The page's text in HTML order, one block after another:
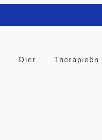
Dier Therapieën